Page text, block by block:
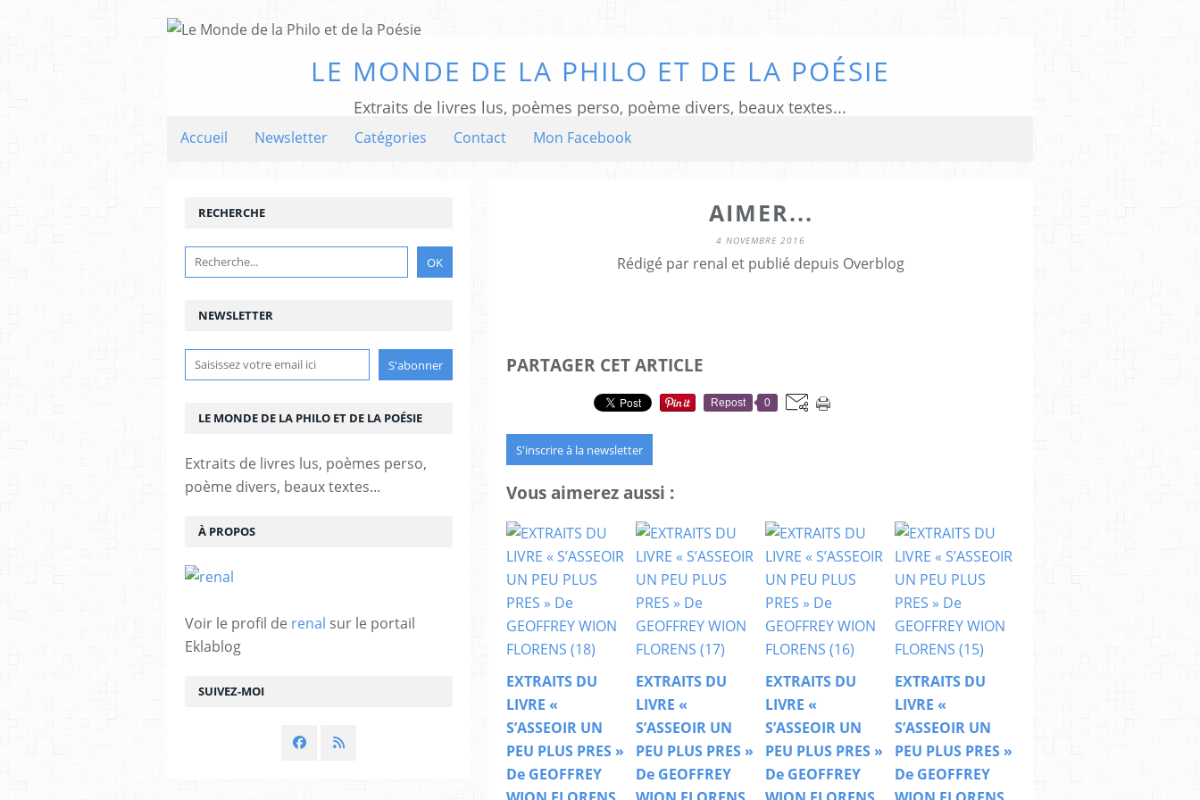
LE MONDE DE LA PHILO ET DE LA POÉSIE
Extraits de livres lus, poèmes perso, poème divers, beaux textes...
Accueil Newsletter Catégories Contact Mon Facebook
AIMER...
4 NOVEMBRE 2016
Rédigé par renal et publié depuis Overblog
PARTAGER CET ARTICLE
Repost 0
S'inscrire à la newsletter
Vous aimerez aussi :
EXTRAITS DU
LIVRE «
S’ASSEOIR UN
PEU PLUS PRES »
De GEOFFREY
EXTRAITS DU
LIVRE «
S’ASSEOIR UN
PEU PLUS PRES »
De GEOFFREY
EXTRAITS DU
LIVRE «
S’ASSEOIR UN
PEU PLUS PRES »
De GEOFFREY
EXTRAITS DU
LIVRE «
S’ASSEOIR UN
PEU PLUS PRES »
De GEOFFREY
NEWSLETTER
SUIVEZ-MOI
RECHERCHE
LE MONDE DE LA PHILO ET DE LA POÉSIE
Extraits de livres lus, poèmes perso,
poème divers, beaux textes...
À PROPOS
Voir le profil de renal sur le portail
Eklablog